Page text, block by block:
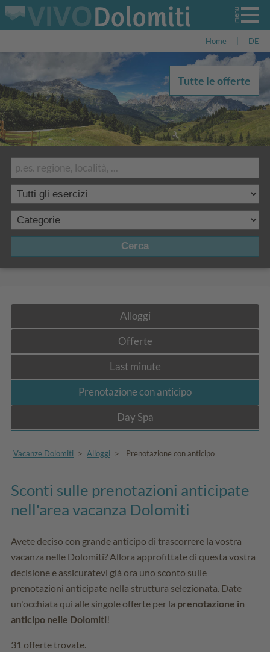
Home DE
Cerca
Tutte le offerte
Alloggi
Offerte
Last minute
Prenotazione con anticipo
Day Spa
Vacanze Dolomiti > Alloggi > Prenotazione con anticipo
Sconti sulle prenotazioni anticipate
nell'area vacanza Dolomiti
Avete deciso con grande anticipo di trascorrere la vostra
vacanza nelle Dolomiti? Allora approfittate di questa vostra
decisione e assicuratevi già ora uno sconto sulle
prenotazioni anticipate nella struttura selezionata. Date
un'occhiata qui alle singole offerte per la prenotazione in
anticipo nelle Dolomiti!
31 offerte trovate.